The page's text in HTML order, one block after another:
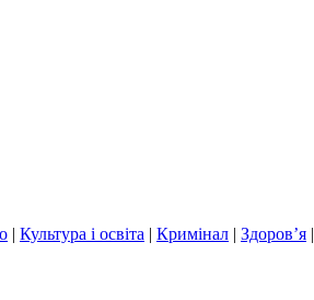
| Культура і освіта | Кримінал | Здоров’я